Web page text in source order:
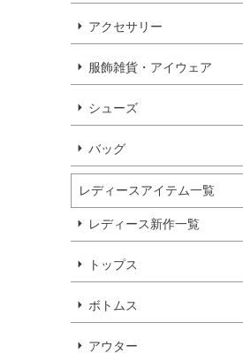
アクセサリー
服飾雑貨・アイウェア
シューズ
バッグ
レディースアイテム一覧
レディース新作一覧
トップス
ボトムス
アウター